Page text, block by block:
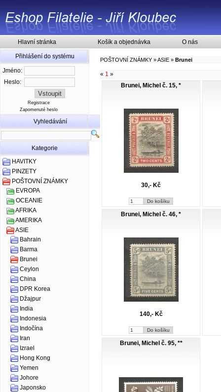
Hlavní stránka Košík a objednávka O nás
Přihlášení do systému
Jméno:
Heslo:
Registrace
Zapomenuté heslo
Vyhledávání
Kategorie
HAVITKY
PINZETY
POŠTOVNÍ ZNÁMKY
EVROPA
OCEANIE
AFRIKA
AMERIKA
ASIE
Bahrain
Barma
Brunei
Ceylon
China
DPR Korea
Džajpur
India
Indonesia
Indočína
Iran
Izrael
Hong Kong
Yemen
Johore
Japonsko
POŠTOVNÍ ZNÁMKY »ASIE » Brunei
« 1 »
Brunei, Michel č. 15, *
30,- Kč
Brunei, Michel č. 46, *
140,- Kč
Brunei, Michel č. 95, **